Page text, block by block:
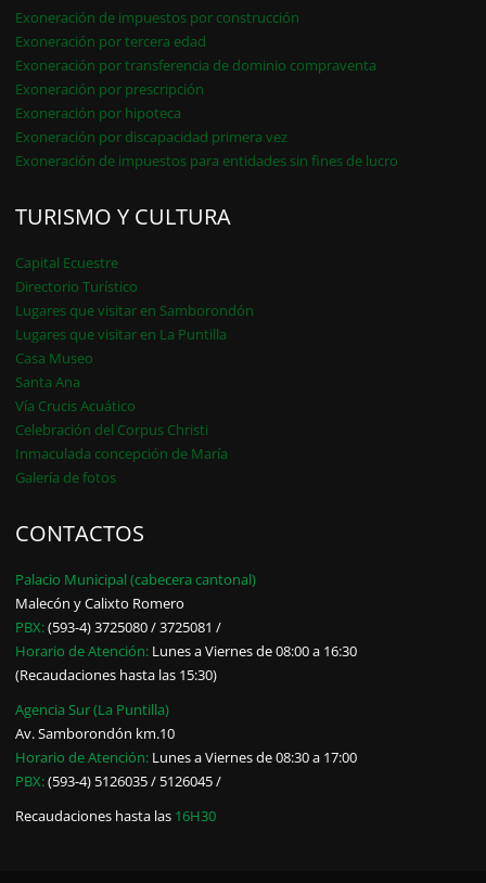
Exoneración de impuestos por construcción
Exoneración por tercera edad
Exoneración por transferencia de dominio compraventa
Exoneración por prescripción
Exoneración por hipoteca
Exoneración por discapacidad primera vez
Exoneración de impuestos para entidades sin fines de lucro
TURISMO Y CULTURA
Capital Ecuestre
Directorio Turístico
Lugares que visitar en Samborondón
Lugares que visitar en La Puntilla
Casa Museo
Santa Ana
Vía Crucis Acuático
Celebración del Corpus Christi
Inmaculada concepción de María
Galería de fotos
CONTACTOS
Palacio Municipal (cabecera cantonal)
Malecón y Calixto Romero
PBX:(593-4) 3725080 / 3725081 /
Horario de Atención: Lunes a Viernes de 08:00 a 16:30
(Recaudaciones hasta las 15:30)
Agencia Sur (La Puntilla)
Av. Samborondón km.10
Horario de Atención: Lunes a Viernes de 08:30 a 17:00
PBX:(593-4) 5126035 / 5126045 /
Recaudaciones hasta las 16H30